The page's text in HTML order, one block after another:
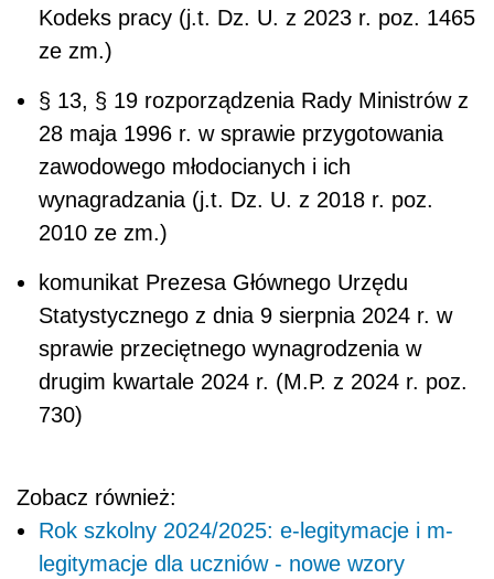
Kodeks pracy (j.t. Dz. U. z 2023 r. poz. 1465
ze zm.)
§ 13, § 19 rozporządzenia Rady Ministrów z
28 maja 1996 r. w sprawie przygotowania
zawodowego młodocianych i ich
wynagradzania (j.t. Dz. U. z 2018 r. poz.
2010 ze zm.)
komunikat Prezesa Głównego Urzędu
Statystycznego z dnia 9 sierpnia 2024 r. w
sprawie przeciętnego wynagrodzenia w
drugim kwartale 2024 r. (M.P. z 2024 r. poz.
730)
Zobacz również:
Rok szkolny 2024/2025: e-legitymacje i m-
legitymacje dla uczniów - nowe wzory